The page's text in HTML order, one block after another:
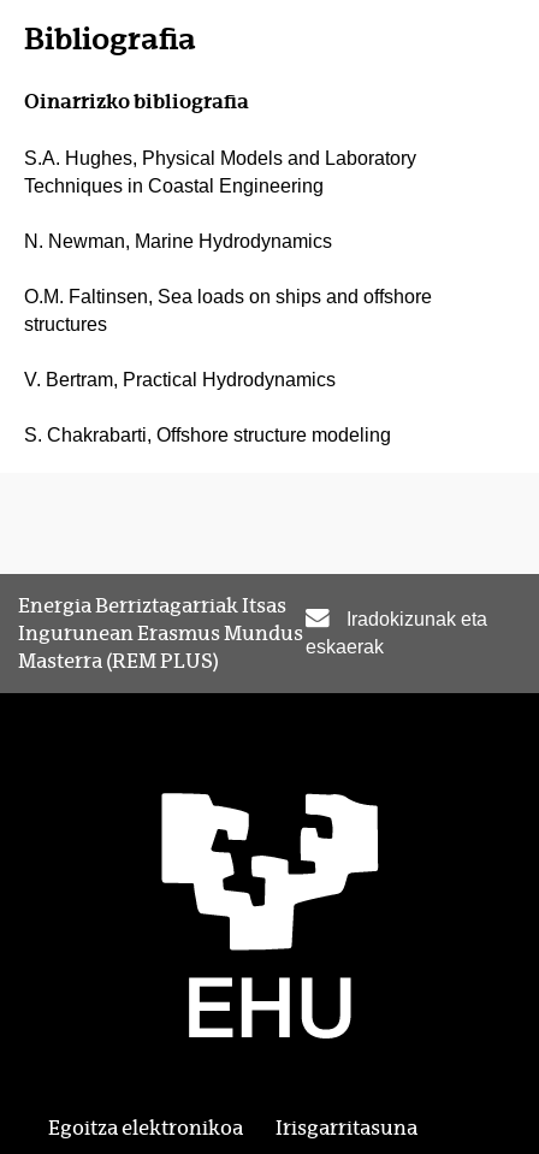
Bibliografia
Oinarrizko bibliografia
S.A. Hughes, Physical Models and Laboratory
Techniques in Coastal Engineering
N. Newman, Marine Hydrodynamics
O.M. Faltinsen, Sea loads on ships and offshore
structures
V. Bertram, Practical Hydrodynamics
S. Chakrabarti, Offshore structure modeling
Energia Berriztagarriak Itsas
Ingurunean Erasmus Mundus
Masterra (REM PLUS)
Iradokizunak eta
eskaerak
Egoitza elektronikoa Irisgarritasuna